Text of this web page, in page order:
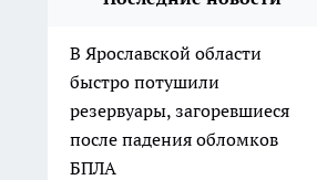
В Ярославской области
быстро потушили
резервуары, загоревшиеся
после падения обломков
БПЛА